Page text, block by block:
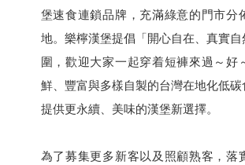
堡速食連鎖品牌，充滿綠意的門市分
地。樂檸漢堡提倡「開心自在、真實
圍，歡迎大家一起穿着短褲來過～好
鮮、豐富與多樣自製的台灣在地化低碳
提供更永續、美味的漢堡新選擇。
為了募集更多新客以及照顧熟客，落